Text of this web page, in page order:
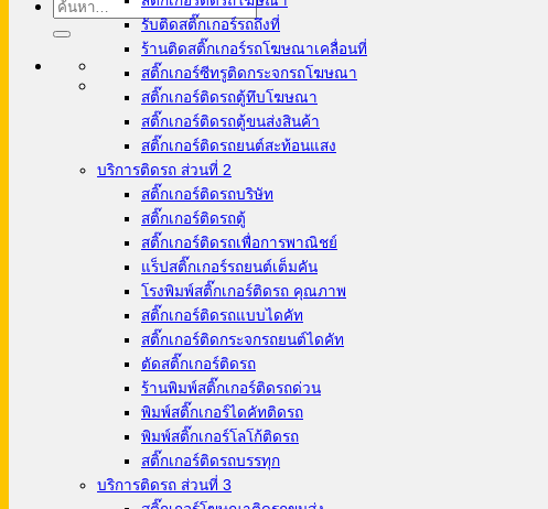
ค้นหา:
รับติดสติ๊กเกอร์รถถึงที่
ร้านติดสติ๊กเกอร์รถโฆษณาเคลื่อนที่
สติ๊กเกอร์ซีทรูติดกระจกรถโฆษณา
สติ๊กเกอร์ติดรถตู้ทึบโฆษณา
สติ๊กเกอร์ติดรถตู้ขนส่งสินค้า
สติ๊กเกอร์ติดรถยนต์สะท้อนแสง
บริการติดรถ ส่วนที่ 2
สติ๊กเกอร์ติดรถบริษัท
สติ๊กเกอร์ติดรถตู้
สติ๊กเกอร์ติดรถเพื่อการพาณิชย์
แร็ปสติ๊กเกอร์รถยนต์เต็มคัน
โรงพิมพ์สติ๊กเกอร์ติดรถ คุณภาพ
สติ๊กเกอร์ติดรถแบบไดคัท
สติ๊กเกอร์ติดกระจกรถยนต์ไดคัท
ตัดสติ๊กเกอร์ติดรถ
ร้านพิมพ์สติ๊กเกอร์ติดรถด่วน
พิมพ์สติ๊กเกอร์ไดคัทติดรถ
พิมพ์สติ๊กเกอร์โลโก้ติดรถ
สติ๊กเกอร์ติดรถบรรทุก
บริการติดรถ ส่วนที่ 3